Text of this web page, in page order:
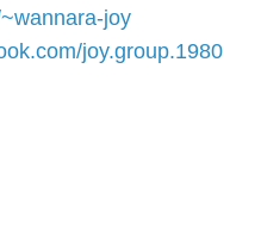
joy
joy.group.1980